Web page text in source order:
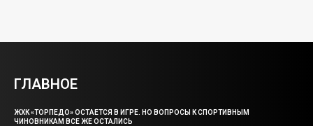
ГЛАВНОЕ
ЖХК «ТОРПЕДО» ОСТАЕТСЯ В ИГРЕ. НО ВОПРОСЫ К СПОРТИВНЫМ
ЧИНОВНИКАМ ВСЕ ЖЕ ОСТАЛИСЬ